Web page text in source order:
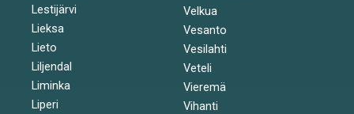
Lestijärvi
Lieksa
Lieto
Liljendal
Liminka
Liperi
Velkua
Vesanto
Vesilahti
Veteli
Vieremä
Vihanti